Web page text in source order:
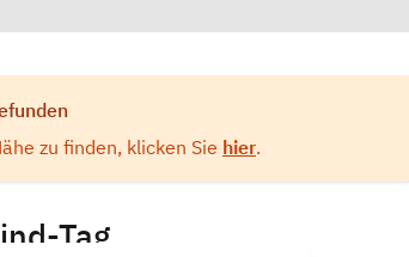
zu finden, klicken Sie hier.
Tag